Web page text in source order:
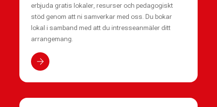
erbjuda gratis lokaler, resurser och pedagogiskt
stöd genom att ni samverkar med oss. Du bokar
lokal i samband med att du intresseanmäler ditt
arrangemang.